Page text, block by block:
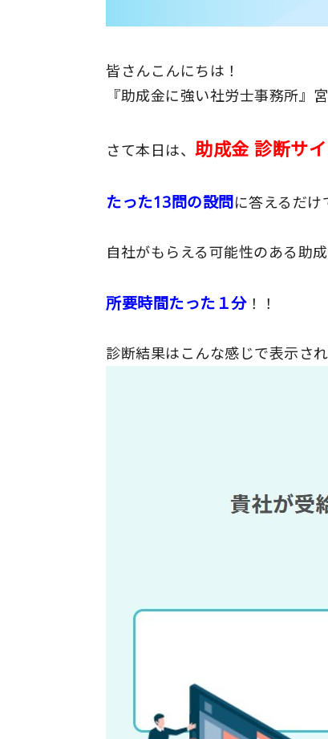
皆さんこんにちは！
『助成金に強い社労士事務所』
さて本日は、 助成金 診断サ
たった13問の設問に答えるだけ
自社がもらえる可能性のある助
所要時間たった１分！！
診断結果はこんな感じで表示さ